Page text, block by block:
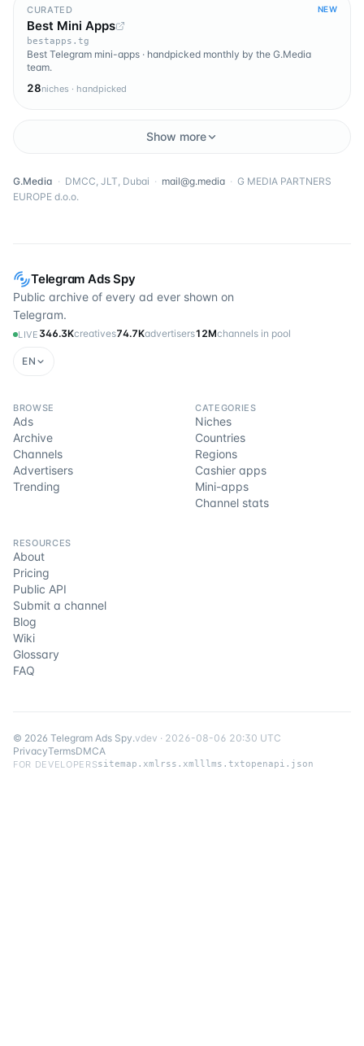
Telegram Ads Spy
Public archive of every ad ever shown on
Telegram.
LIVE 346.3Kcreatives74.7Kadvertisers12Mchannels in pool
EN
BROWSE
Ads
Archive
Channels
Advertisers
Trending
CATEGORIES
Niches
Countries
Regions
Cashier apps
Mini-apps
Channel stats
RESOURCES
About
Pricing
Public API
Submit a channel
Blog
Wiki
Glossary
FAQ
CURATED NEW
Best Mini Apps
bestapps.tg
Best Telegram mini-apps · handpicked monthly by the G.Media
team.
28niches · handpicked
Show more
G.Media · DMCC, JLT, Dubai · mail@g.media · G MEDIA PARTNERS
EUROPE d.o.o.
© 2026 Telegram Ads Spy.vdev · 2026-08-06 20:30 UTC
PrivacyTermsDMCA
FOR DEVELOPERSsitemap.xml rss.xml llms.txtopenapi.json